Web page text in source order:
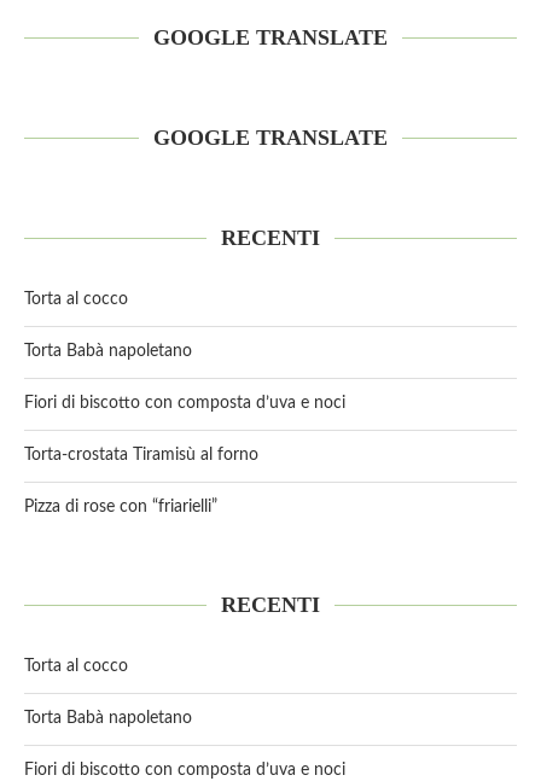
GOOGLE TRANSLATE
GOOGLE TRANSLATE
RECENTI
Torta al cocco
Torta Babà napoletano
Fiori di biscotto con composta d’uva e noci
Torta-crostata Tiramisù al forno
Pizza di rose con “friarielli”
RECENTI
Torta al cocco
Torta Babà napoletano
Fiori di biscotto con composta d’uva e noci